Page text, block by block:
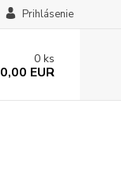
Prihlásenie
0 ks
0,00 EUR